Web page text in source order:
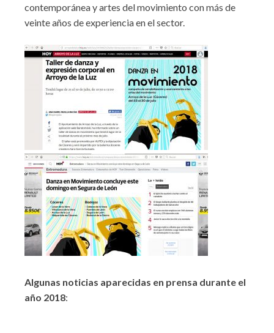
contemporánea y artes del movimiento con más de
veinte años de experiencia en el sector.
Algunas noticias aparecidas en prensa durante el
año 2018: